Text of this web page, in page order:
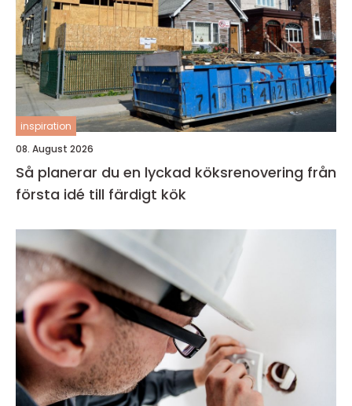
inspiration
08. August 2026
Så planerar du en lyckad köksrenovering från
första idé till färdigt kök